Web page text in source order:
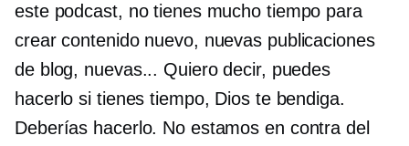
este podcast, no tienes mucho tiempo para
crear contenido nuevo, nuevas publicaciones
de blog, nuevas... Quiero decir, puedes
hacerlo si tienes tiempo, Dios te bendiga.
Deberías hacerlo. No estamos en contra del